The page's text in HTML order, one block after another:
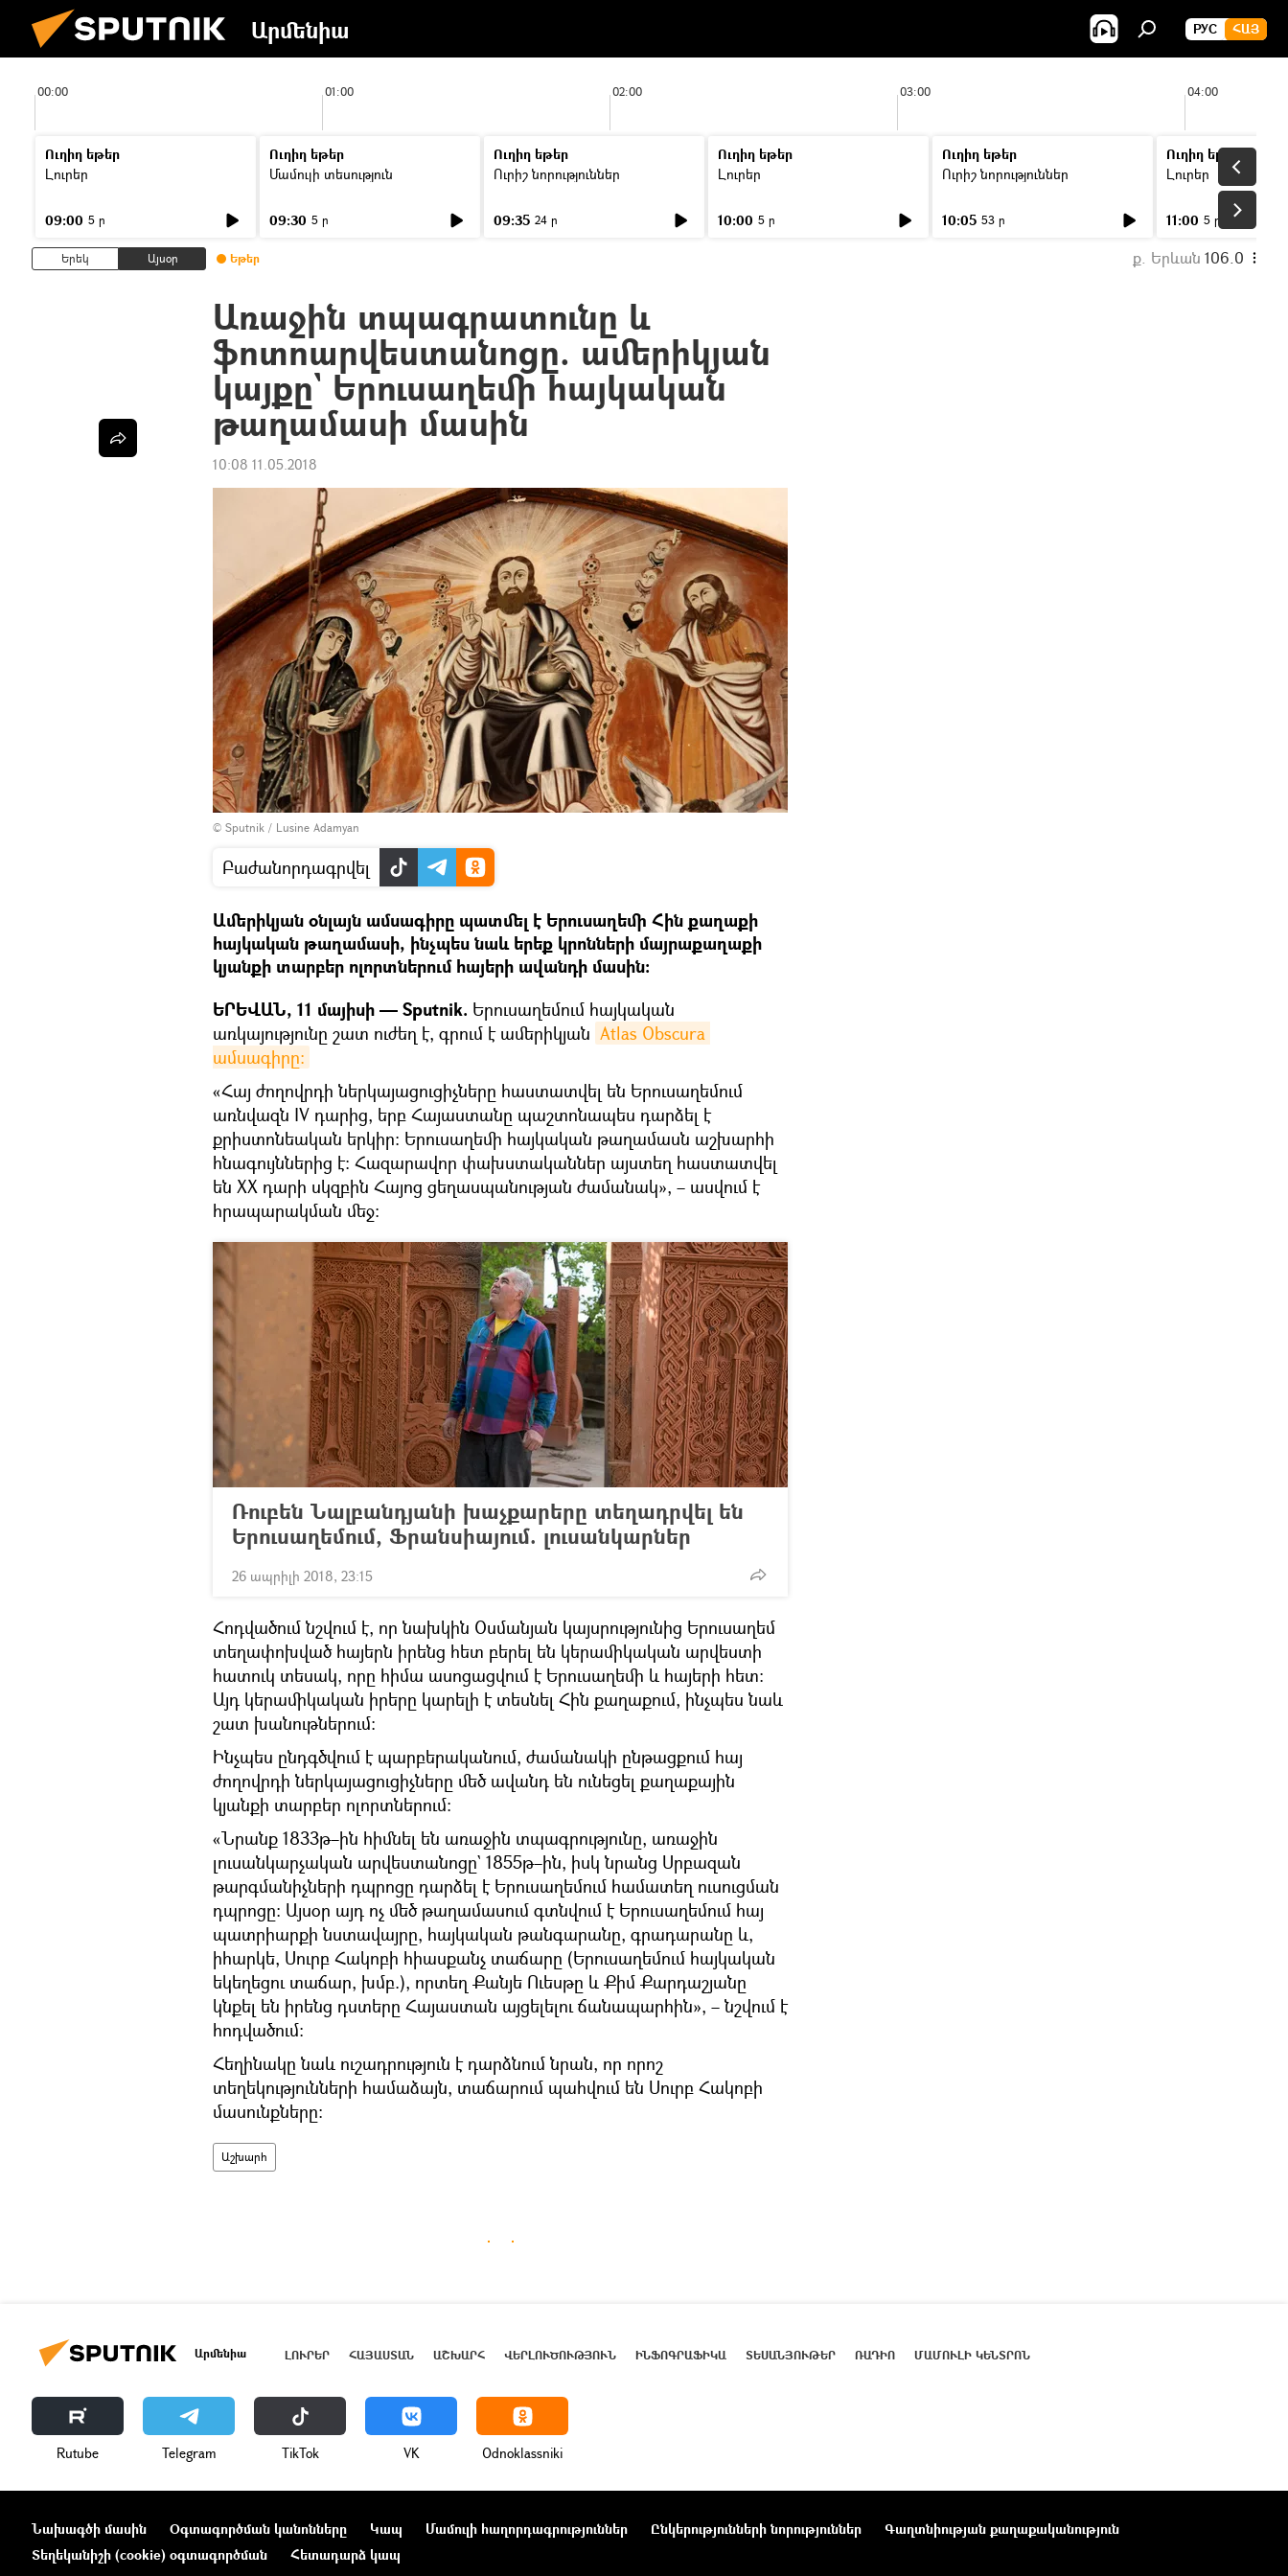
Արմենիա РУС ՀԱՅ
00:00 01:00 02:00 03:00 04:00
Ուղիղ եթեր
Լուրեր
09:00 5 ր
Ուղիղ եթեր
Մամուլի տեսություն
09:30 5 ր
Ուղիղ եթեր
Ուրիշ նորություններ
09:35 24 ր
Ուղիղ եթեր
Լուրեր
10:00 5 ր
Ուղիղ եթեր
Ուրիշ նորություններ
10:05 53 ր
Ուղիղ եթեր
Լուրեր
11:00 5 ր
Երեկ Այսօր Եթեր ք. Երևան 106.0
Առաջին տպագրատունը և
ֆոտոարվեստանոցը. ամերիկյան
կայքը` Երուսաղեմի հայկական
թաղամասի մասին
10:08 11.05.2018
© Sputnik / Lusine Adamyan
Բաժանորդագրվել
Ամերիկյան օնլայն ամսագիրը պատմել է Երուսաղեմի Հին քաղաքի
հայկական թաղամասի, ինչպես նաև երեք կրոնների մայրաքաղաքի
կյանքի տարբեր ոլորտներում հայերի ավանդի մասին։
ԵՐԵՎԱՆ, 11 մայիսի — Sputnik. Երուսաղեմում հայկական
առկայությունը շատ ուժեղ է, գրում է ամերիկյան Atlas Obscura
ամսագիրը։
«Հայ ժողովրդի ներկայացուցիչները հաստատվել են Երուսաղեմում
առնվազն IV դարից, երբ Հայաստանը պաշտոնապես դարձել է
քրիստոնեական երկիր։ Երուսաղեմի հայկական թաղամասն աշխարհի
հնագույններից է։ Հազարավոր փախստականներ այստեղ հաստատվել
են ХХ դարի սկզբին Հայոց ցեղասպանության ժամանակ», – ասվում է
հրապարակման մեջ։
Ռուբեն Նալբանդյանի խաչքարերը տեղադրվել են
Երուսաղեմում, Ֆրանսիայում. լուսանկարներ
26 ապրիլի 2018, 23:15
Հոդվածում նշվում է, որ նախկին Օսմանյան կայսրությունից Երուսաղեմ
տեղափոխված հայերն իրենց հետ բերել են կերամիկական արվեստի
հատուկ տեսակ, որը հիմա ասոցացվում է Երուսաղեմի և հայերի հետ։
Այդ կերամիկական իրերը կարելի է տեսնել Հին քաղաքում, ինչպես նաև
շատ խանութներում։
Ինչպես ընդգծվում է պարբերականում, ժամանակի ընթացքում հայ
ժողովրդի ներկայացուցիչները մեծ ավանդ են ունեցել քաղաքային
կյանքի տարբեր ոլորտներում։
«Նրանք 1833թ–ին հիմնել են առաջին տպագրությունը, առաջին
լուսանկարչական արվեստանոցը` 1855թ–ին, իսկ նրանց Սրբազան
թարգմանիչների դպրոցը դարձել է Երուսաղեմում համատեղ ուսուցման
դպրոցը։ Այսօր այդ ոչ մեծ թաղամասում գտնվում է Երուսաղեմում հայ
պատրիարքի նստավայրը, հայկական թանգարանը, գրադարանը և,
իհարկե, Սուրբ Հակոբի հիասքանչ տաճարը (Երուսաղեմում հայկական
եկեղեցու տաճար, խմբ.), որտեղ Քանյե Ուեսթը և Քիմ Քարդաշյանը
կնքել են իրենց դստերը Հայաստան այցելելու ճանապարհին», – նշվում է
հոդվածում։
Հեղինակը նաև ուշադրություն է դարձնում նրան, որ որոշ
տեղեկությունների համաձայն, տաճարում պահվում են Սուրբ Հակոբի
մասունքները։
Աշխարհ
Արմենիա ԼՈՒՐԵՐ ՀԱՅԱՍՏԱՆ ԱՇԽԱՐՀ ՎԵՐԼՈՒԾՈՒԹՅՈՒՆ ԻՆՖՈԳՐԱՖԻԿԱ ՏԵՍԱՆՅՈՒԹԵՐ ՌԱԴԻՈ ՄԱՄՈՒԼԻ ԿԵՆՏՐՈՆ
Rutube Telegram ТikТоk VK Odnoklassniki
Նախագծի մասին Օգտագործման կանոնները Կապ Մամուլի հաղորդագրություններ Ընկերությունների նորություններ
Գաղտնիության քաղաքականություն
Տեղեկանիշի (cookie) օգտագործման
Հետադարձ կապ